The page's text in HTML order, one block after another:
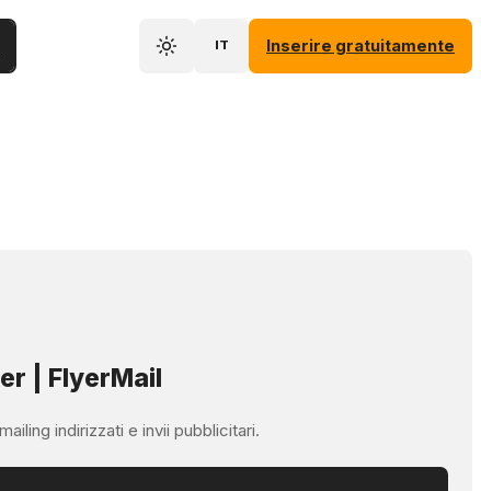
IT Inserire gratuitamente
| FlyerMail
indirizzati e invii pubblicitari.